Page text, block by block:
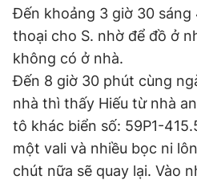
Đến khoảng 3 giờ 30 sáng
thoại cho S. nhờ để đồ ở
không có ở nhà.
Đến 8 giờ 30 phút cùng
nhà thì thấy Hiếu từ nhà
tô khác biển số: 59P1-
một vali và nhiều bọc ni
chút nữa sẽ quay lại. Vào